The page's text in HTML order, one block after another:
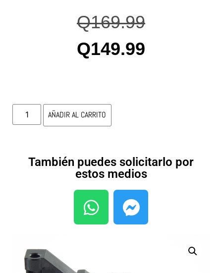
Q169.99
Q149.99
AÑADIR AL CARRITO
También puedes solicitarlo por
estos medios